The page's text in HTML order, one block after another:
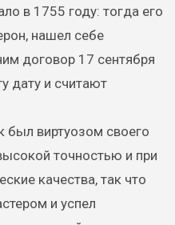
в 1755 году: тогда его
нашел себе
договор 17 сентября
дату и считают
был виртуозом своего
точностью и при
качества, так что
и успел